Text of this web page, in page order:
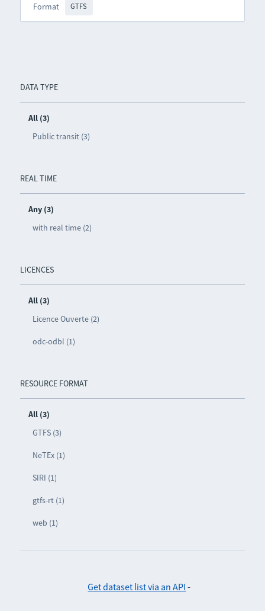
DATA TYPE
All (3)
Public transit (3)
REAL TIME
Any (3)
with real time (2)
LICENCES
All (3)
Licence Ouverte (2)
odc-odbl (1)
RESOURCE FORMAT
All (3)
GTFS (3)
NeTEx (1)
SIRI (1)
gtfs-rt (1)
web (1)
Format
GTFS
Get dataset list via an API -